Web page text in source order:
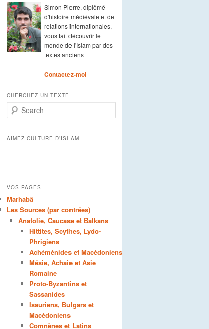
Simon Pierre, diplômé
d'histoire médiévale et de
relations internationales,
vous fait découvrir le
monde de l'Islam par des
textes anciens
Contactez-moi
CHERCHEZ UN TEXTE
Search
AIMEZ CULTURE D’ISLAM
VOS PAGES
Marhabâ
Les Sources (par contrées)
Anatolie, Caucase et Balkans
Hittites, Scythes, Lydo-
Phrigiens
Achéménides et Macédoniens
Mésie, Achaie et Asie
Romaine
Proto-Byzantins et
Sassanides
Isauriens, Bulgars et
Macédoniens
Comnènes et Latins